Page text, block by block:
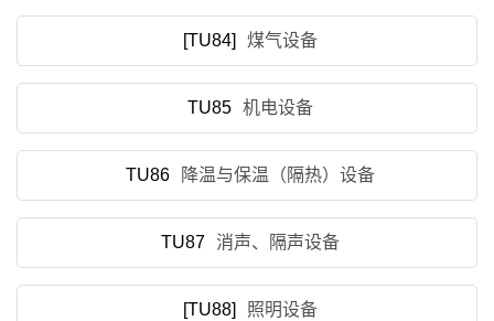
[TU84] 煤气设备
TU85 机电设备
TU86 降温与保温（隔热）设备
TU87 消声、隔声设备
[TU88] 照明设备